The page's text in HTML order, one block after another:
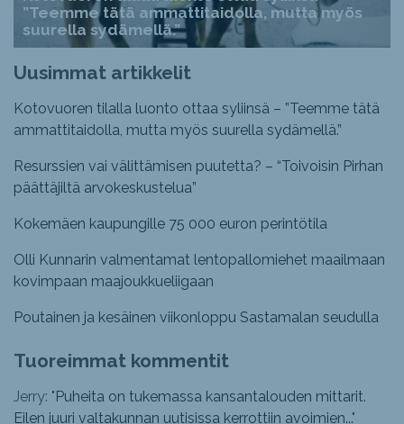
”Teemme tätä ammattitaidolla, mutta myös
suurella sydämellä.”
Uusimmat artikkelit
Kotovuoren tilalla luonto ottaa syliinsä – ”Teemme tätä
ammattitaidolla, mutta myös suurella sydämellä.”
Resurssien vai välittämisen puutetta? – “Toivoisin Pirhan
päättäjiltä arvokeskustelua”
Kokemäen kaupungille 75 000 euron perintötila
Olli Kunnarin valmentamat lentopallomiehet maailmaan
kovimpaan maajoukkueliigaan
Poutainen ja kesäinen viikonloppu Sastamalan seudulla
Tuoreimmat kommentit
Jerry: " Puheita on tukemassa kansantalouden mittarit.
Eilen juuri valtakunnan uutisissa kerrottiin avoimien..."